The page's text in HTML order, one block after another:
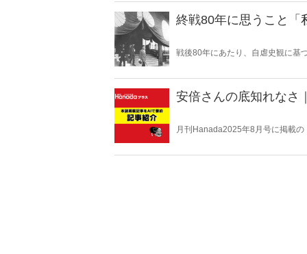
終戦80年に思うこと「
戦後80年にあたり、自虐史観に基
安倍さんの底知れなさ
月刊Hanada2025年8月号に掲載